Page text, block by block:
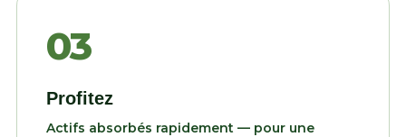
03
Profitez
Actifs absorbés rapidement — pour une